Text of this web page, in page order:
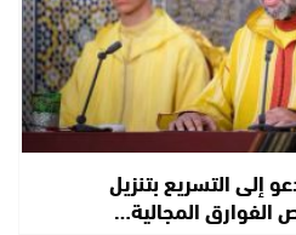
إلى التسريع بتنزيل
الفوارق المجالية…